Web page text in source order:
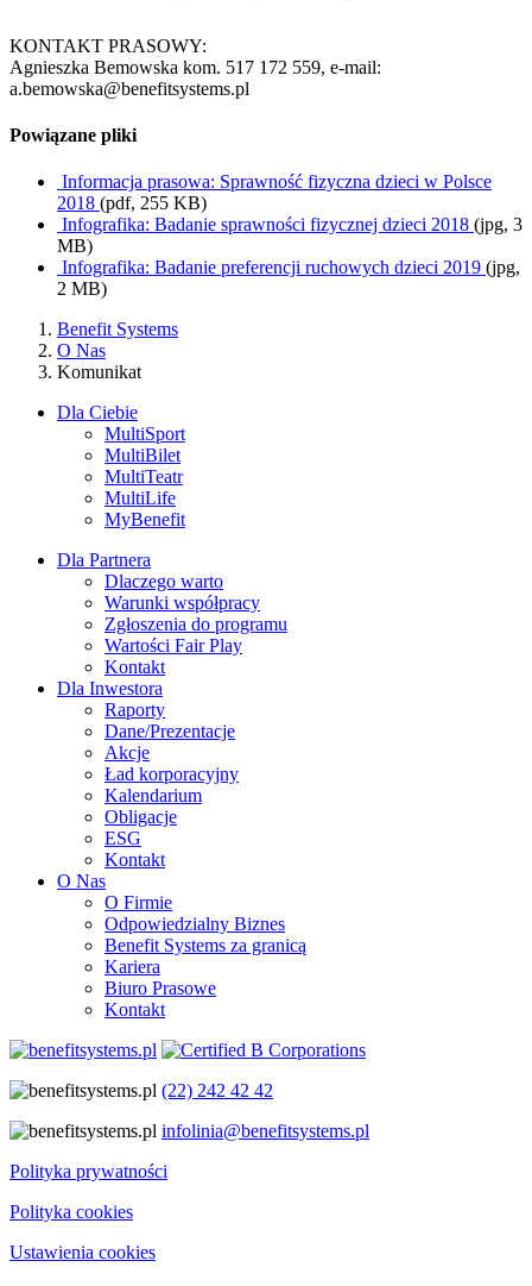
KONTAKT PRASOWY:
Agnieszka Bemowska kom. 517 172 559, e-mail:
a.bemowska@benefitsystems.pl
Powiązane pliki
Informacja prasowa: Sprawność fizyczna dzieci w Polsce
2018 (pdf, 255 KB)
Infografika: Badanie sprawności fizycznej dzieci 2018 (jpg, 3
MB)
Infografika: Badanie preferencji ruchowych dzieci 2019 (jpg,
2 MB)
Benefit Systems
O Nas
Komunikat
Dla Ciebie
MultiSport
MultiBilet
MultiTeatr
MultiLife
MyBenefit
Dla Partnera
Dlaczego warto
Warunki współpracy
Zgłoszenia do programu
Wartości Fair Play
Kontakt
Dla Inwestora
Raporty
Dane/Prezentacje
Akcje
Ład korporacyjny
Kalendarium
Obligacje
ESG
Kontakt
O Nas
O Firmie
Odpowiedzialny Biznes
Benefit Systems za granicą
Kariera
Biuro Prasowe
Kontakt
(22) 242 42 42
infolinia@benefitsystems.pl
Polityka prywatności
Polityka cookies
Ustawienia cookies